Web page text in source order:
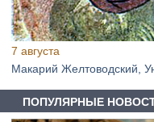
7 августа
Макарий Желтоводский,
ПОПУЛЯРНЫЕ